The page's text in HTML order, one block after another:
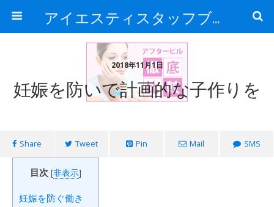
アイエスティスタッフブログ
2018年11月1日
妊娠を防いで計画的な子作りを
Share Tweet Pin Mail SMS
目次 [非表示]
妊娠を防ぐ働き